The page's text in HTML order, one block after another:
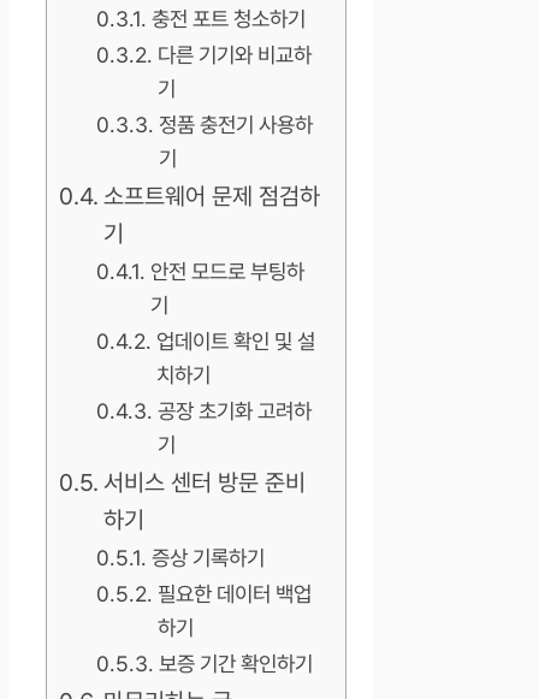
충전 포트 청소하기
다른 기기와 비교하
기
정품 충전기 사용하
기
소프트웨어 문제 점검하
기
안전 모드로 부팅하
기
업데이트 확인 및 설
치하기
공장 초기화 고려하
기
서비스 센터 방문 준비
하기
증상 기록하기
필요한 데이터 백업
하기
보증 기간 확인하기